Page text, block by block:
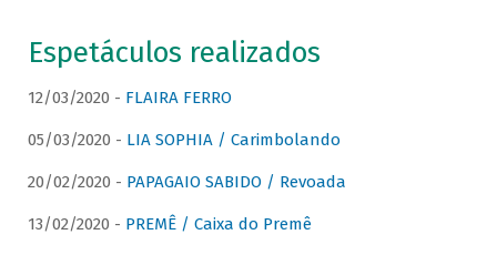
Espetáculos realizados
12/03/2020 - FLAIRA FERRO
05/03/2020 - LIA SOPHIA / Carimbolando
20/02/2020 - PAPAGAIO SABIDO / Revoada
13/02/2020 - PREMÊ / Caixa do Premê